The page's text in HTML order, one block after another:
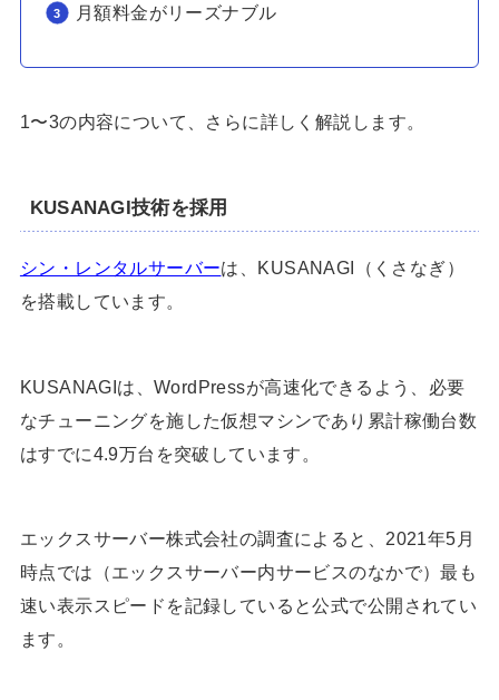
月額料金がリーズナブル
1〜3の内容について、さらに詳しく解説します。
KUSANAGI技術を採用
シン・レンタルサーバーは、KUSANAGI（くさなぎ）
を搭載しています。
KUSANAGIは、WordPressが高速化できるよう、必要
なチューニングを施した仮想マシンであり累計稼働台数
はすでに4.9万台を突破しています。
エックスサーバー株式会社の調査によると、2021年5月
時点では（エックスサーバー内サービスのなかで）最も
速い表示スピードを記録していると公式で公開されてい
ます。